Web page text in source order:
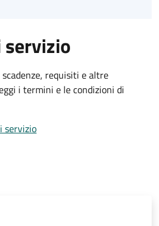
requisiti e altre
i termini e le condizioni di
servizio